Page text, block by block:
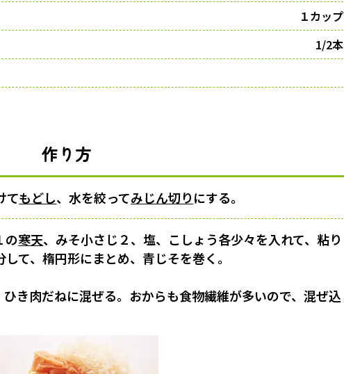
１カップ
1/2本
作り方
てもどし、水を絞ってみじん切りにする。
の寒天、みそ小さじ２、塩、こしょう各少々を入れて、粘り
て、楕円形にまとめ、青じそを巻く。
き肉だねに混ぜる。おからも食物繊維が多いので、混ぜ込